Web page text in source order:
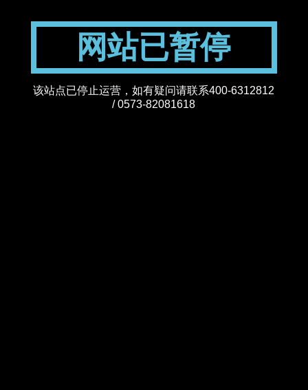
网站已暂停
该站点已停止运营，如有疑问请联系400-6312812
/ 0573-82081618